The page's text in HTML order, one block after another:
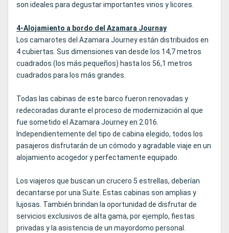
son ideales para degustar importantes vinos y licores.
4-Alojamiento a bordo del Azamara Journay
Los camarotes del Azamara Journey están distribuidos en
4 cubiertas. Sus dimensiones van desde los 14,7 metros
cuadrados (los más pequeños) hasta los 56,1 metros
cuadrados para los más grandes.
Todas las cabinas de este barco fueron renovadas y
redecoradas durante el proceso de modernización al que
fue sometido el Azamara Journey en 2.016.
Independientemente del tipo de cabina elegido, todos los
pasajeros disfrutarán de un cómodo y agradable viaje en un
alojamiento acogedor y perfectamente equipado.
Los viajeros que buscan un crucero 5 estrellas, deberían
decantarse por una Suite. Estas cabinas son amplias y
lujosas. También brindan la oportunidad de disfrutar de
servicios exclusivos de alta gama, por ejemplo, fiestas
privadas y la asistencia de un mayordomo personal.